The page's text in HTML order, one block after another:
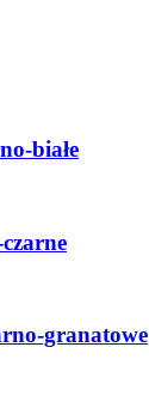
białe
granatowe